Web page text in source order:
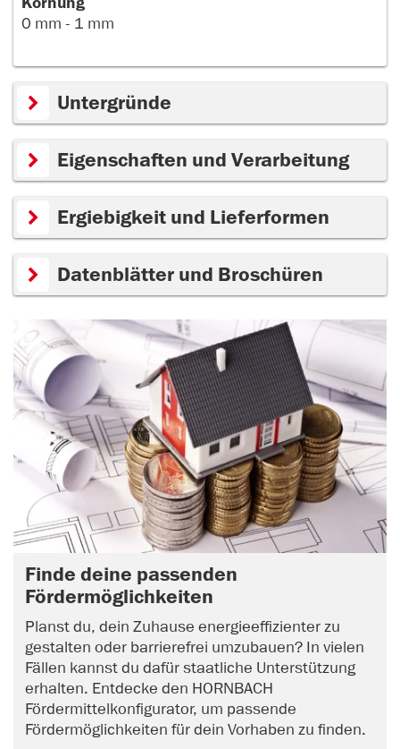
0 mm - 1 mm
Untergründe
Eigenschaften und Verarbeitung
Ergiebigkeit und Lieferformen
Datenblätter und Broschüren
Finde deine passenden
Fördermöglichkeiten
Planst du, dein Zuhause energieeffizienter zu
gestalten oder barrierefrei umzubauen? In vielen
Fällen kannst du dafür staatliche Unterstützung
erhalten. Entdecke den HORNBACH
Fördermittelkonfigurator, um passende
Fördermöglichkeiten für dein Vorhaben zu finden.